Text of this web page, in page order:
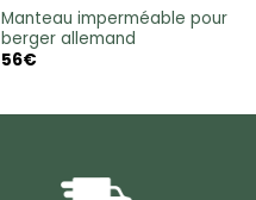
Manteau imperméable pour
berger allemand
56€